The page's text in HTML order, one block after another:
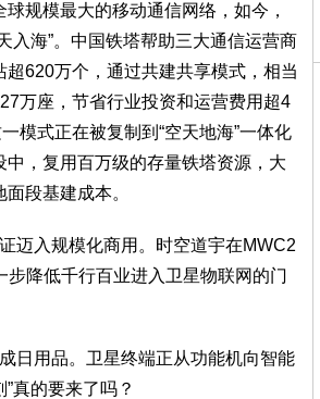
球规模最大的移动通信网络，如今，
入海”。中国铁塔帮助三大通信运营商
超620万个，通过共建共享模式，相当
万座，节省行业投资和运营费用超4
模式正在被复制到“空天地海”一体化
中，复用百万级的存量铁塔资源，大
段基建成本。
迈入规模化商用。时空道宇在MWC2
步降低千行百业进入卫星物联网的门
日用品。卫星终端正从功能机向智能
真的要来了吗？